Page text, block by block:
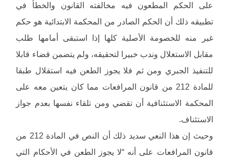
على الحكم المطعون فيه مخالفته القانون والخطأ في
تطبيقه ذلك أن الحكم الصادر من المحكمة الابتدائية هو حكم
غير منه للخصومة الأصلية كلها إذا استبقى أمامها طلب
مقابل الاستغلال وندب خبيرا لتحقيقه، ولم يتضمن قضاء قابلا
للتنفيذ الجبري ومن ثم فلا يجوز الطعن فيه استقلال طبقا
للمادة 212 من قانون المرافعات مما كان يتعين معه على
المحكمة الاستئنافية أن تقضي ومن تلقاء نفسها بعدم جواز
الاستئناف.
وحيث إن هذا النعي سديد ذلك أن النص في المادة 212 من
قانون المرافعات على أنه “لا يجوز الطعن في الأحكام التي